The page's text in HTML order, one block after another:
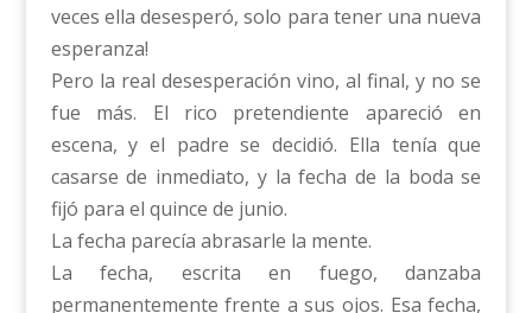
veces ella desesperó, solo para tener una nueva
esperanza!
Pero la real desesperación vino, al final, y no se
fue más. El rico pretendiente apareció en
escena, y el padre se decidió. Ella tenía que
casarse de inmediato, y la fecha de la boda se
fijó para el quince de junio.
La fecha parecía abrasarle la mente.
La fecha, escrita en fuego, danzaba
permanentemente frente a sus ojos. Esa fecha,